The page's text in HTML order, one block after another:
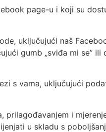
page-u i koji su
uključujući naš
gumb „sviđa mi se” ili
s vama, uključujući
i
u skladu s